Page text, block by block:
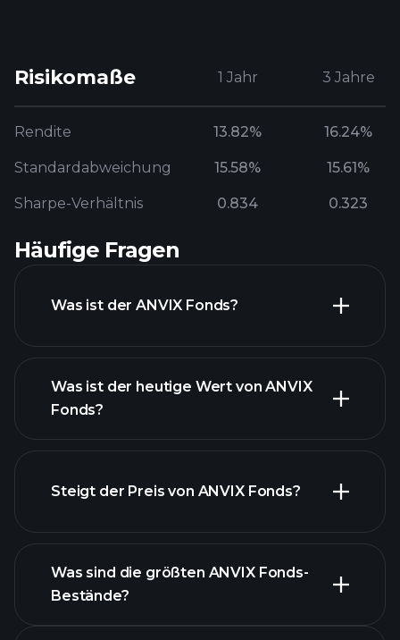
Risikomaße 1 Jahr 3 Jahre
Rendite 13.82% 16.24%
Standardabweichung 15.58% 15.61%
Sharpe-Verhältnis 0.834 0.323
Häufige Fragen
Was ist der ANVIX Fonds?
Was ist der heutige Wert von ANVIX
Fonds?
fortgeschrittenen Chart
Steigt der Preis von ANVIX Fonds?
Was sind die größten ANVIX Fonds-
Bestände?